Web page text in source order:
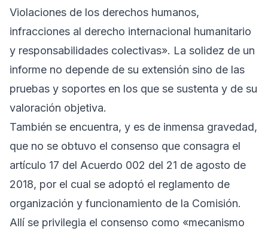
Violaciones de los derechos humanos,
infracciones al derecho internacional humanitario
y responsabilidades colectivas». La solidez de un
informe no depende de su extensión sino de las
pruebas y soportes en los que se sustenta y de su
valoración objetiva.
También se encuentra, y es de inmensa gravedad,
que no se obtuvo el consenso que consagra el
artículo 17 del Acuerdo 002 del 21 de agosto de
2018, por el cual se adoptó el reglamento de
organización y funcionamiento de la Comisión.
Allí se privilegia el consenso como «mecanismo